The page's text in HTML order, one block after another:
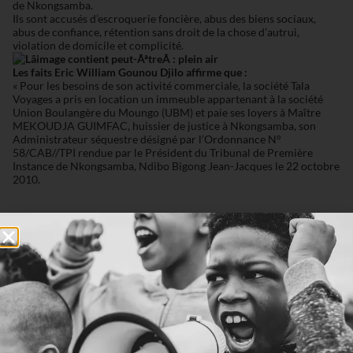
de Nkongsamba.
Ils sont accusés d’escroquerie foncière, abus des biens sociaux,
abus de confiance, rétention sans droit de la chose d’autrui,
violation de domicile et complicité.
Les faits Eric William Gounou Djilo affirme que :
« Pour les besoins de son activité commerciale, la société Tala
Voyages a pris en location un immeuble appartenant à la société
Union Boulangère du Moungo (UBM) et paie ses loyers à Maître
MEKOUDJA GUIMFAC, huissier de justice à Nkongsamba, son
Administrateur séquestre désigné par l’Ordonnance N°
58/CAB//TPI rendue par le Président du Tribunal de Première
Instance de Nkongsamba, Ndibo Bigong Jean-Jacques le 22 octobre
2010.
Curieusement, le promoteur de l’entreprise Maryland, ancien
gérant de la société Tala Voyages s’est installé de force sur cet
immeuble qu’il exploite contre la volonté des plaignants et sans
payer un quelconque loyer. Excédé par ce comportement, les
plaignantes ont par exploit d’huissier du 25 novembre 2015 sommé
le sieur Ngasseu Clovis Noel de payer les loyers et de libérer les
lieux tout en prenant soin de lui notifier la sommation de payer les
loyers qu’elles avaient elles même reçu du bailleur le 05 octobre
2015 qui leur réclamait la somme de 5.034.000 Fcfa au titre des
loyers échus et impayés.